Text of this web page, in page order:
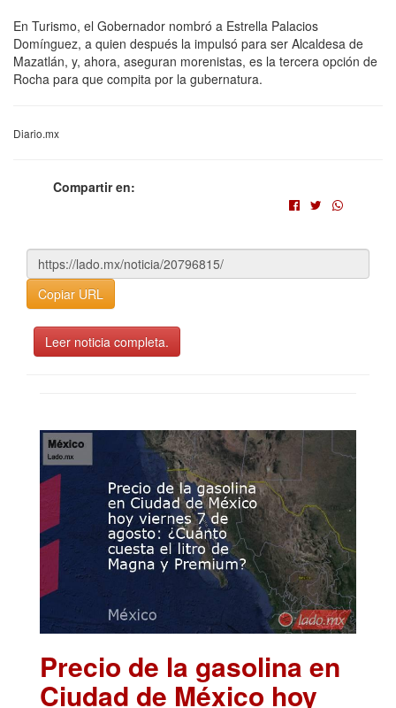
En Turismo, el Gobernador nombró a Estrella Palacios
Domínguez, a quien después la impulsó para ser Alcaldesa de
Mazatlán, y, ahora, aseguran morenistas, es la tercera opción de
Rocha para que compita por la gubernatura.
Diario.mx
Compartir en:
Copiar URL
Leer noticia completa.
Precio de la gasolina en
Ciudad de México hoy